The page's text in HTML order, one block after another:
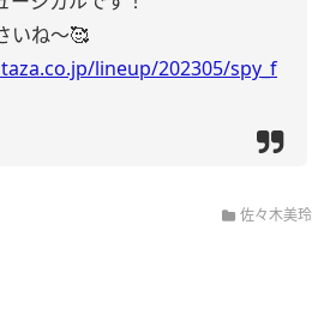
いね〜🥰
lineup/202305/spy_f
佐々木美玲